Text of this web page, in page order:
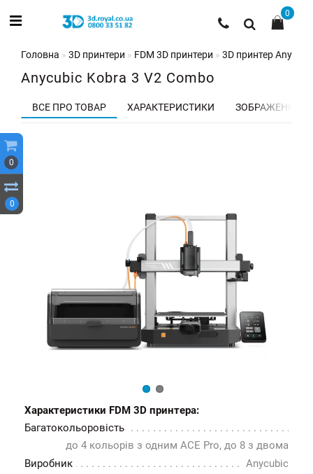
0
0
0
Головна 3D принтери FDM 3D принтери 3D принтер
Anycubic Kobra 3 V2 Combo
ВСЕ ПРО ТОВАР ХАРАКТЕРИСТИКИ ЗОБРАЖЕННЯ
Характеристики FDM 3D принтера:
Багатокольоровість
до 4 кольорів з одним ACE Pro, до 8 з двома
Виробник
Anycubic